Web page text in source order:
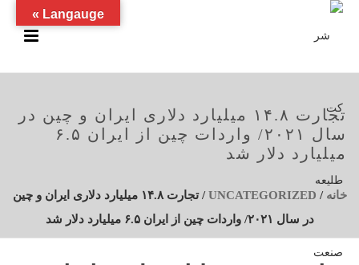
تجارت ۱۴.۸ میلیارد دلاری ایران و چین در
سال ۲۰۲۱/ واردات چین از ایران ۶.۵
میلیارد دلار شد
خانه /
UNCATEGORIZED
/ تجارت ۱۴.۸ میلیارد دلاری ایران و چین
در سال ۲۰۲۱/ واردات چین از ایران ۶.۵ میلیارد دلار شد
Langauge »